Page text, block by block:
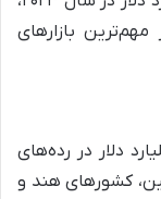
بازارهای
۷۲ میلیارد دلار و مکزیک با ۵۰ میلیارد دلار در رده‌های
کشورهای هند و